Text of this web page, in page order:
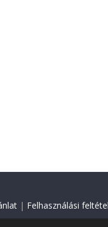
| Felhasználási